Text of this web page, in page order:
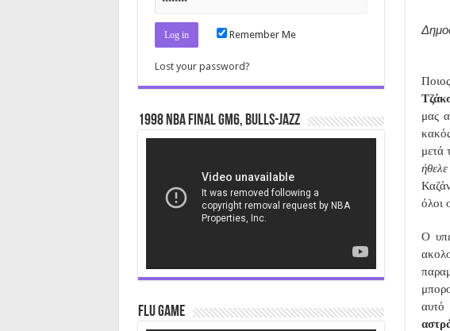
μας
μετά
όλοι
Ο
αυτό
Remember Me
Lost your password?
1998 NBA Final gm6, Bulls-Jazz
Flu Game